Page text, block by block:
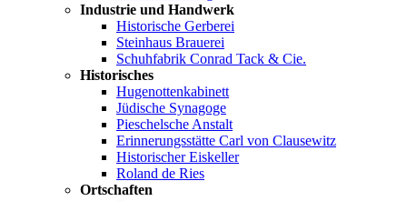
Industrie und Handwerk
Historische Gerberei
Steinhaus Brauerei
Schuhfabrik Conrad Tack & Cie.
Historisches
Hugenottenkabinett
Jüdische Synagoge
Pieschelsche Anstalt
Erinnerungsstätte Carl von Clausewitz
Historischer Eiskeller
Roland de Ries
Ortschaften